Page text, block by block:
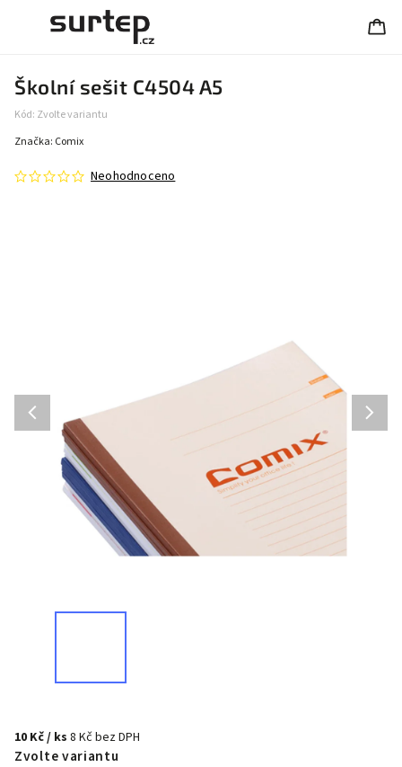
Školní sešit C4504 A5
Kód: Zvolte variantu
Neohodnoceno
Značka: Comix
10 Kč/ ks 8 Kč bez DPH
Zvolte variantu